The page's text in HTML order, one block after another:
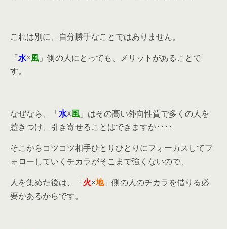
これは別に、自分勝手なことではありません。
「水×風 」側の人にとっても、メリットがあることで
す。
なぜなら、「水×風 」はその高い外向性質で多くの人を
惹きつけ、引き寄せることはできますが････
そこからコツコツ相手ひとりひとりにフォーカスしてフ
ォローしていくチカラがそこまで強くないので、
人を集めた後は、「火×地」側の人のチカラを借りる必
要があるからです。